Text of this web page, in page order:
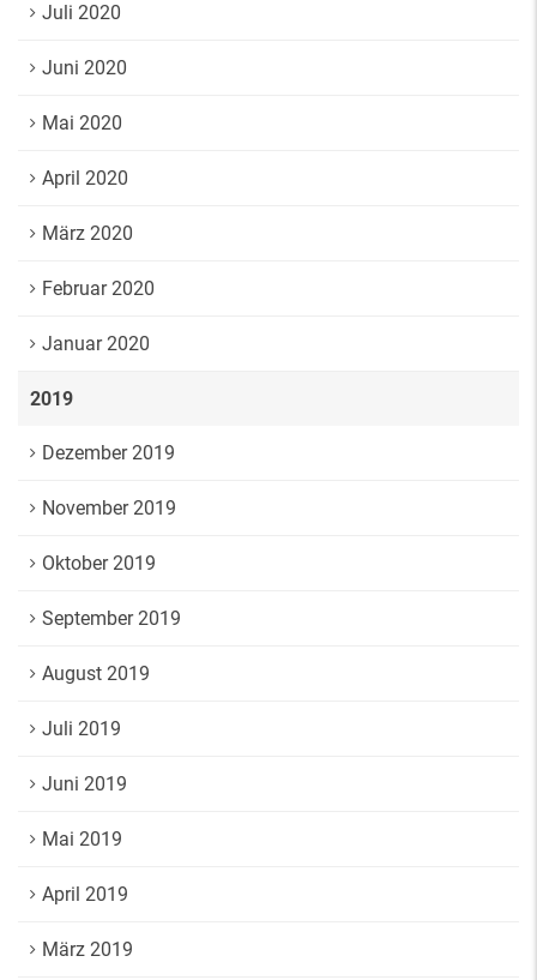
Juli 2020
Juni 2020
Mai 2020
April 2020
März 2020
Februar 2020
Januar 2020
2019
Dezember 2019
November 2019
Oktober 2019
September 2019
August 2019
Juli 2019
Juni 2019
Mai 2019
April 2019
März 2019